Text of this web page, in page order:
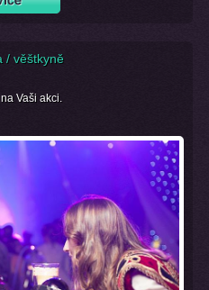
/ věštkyně
Vaši akci.